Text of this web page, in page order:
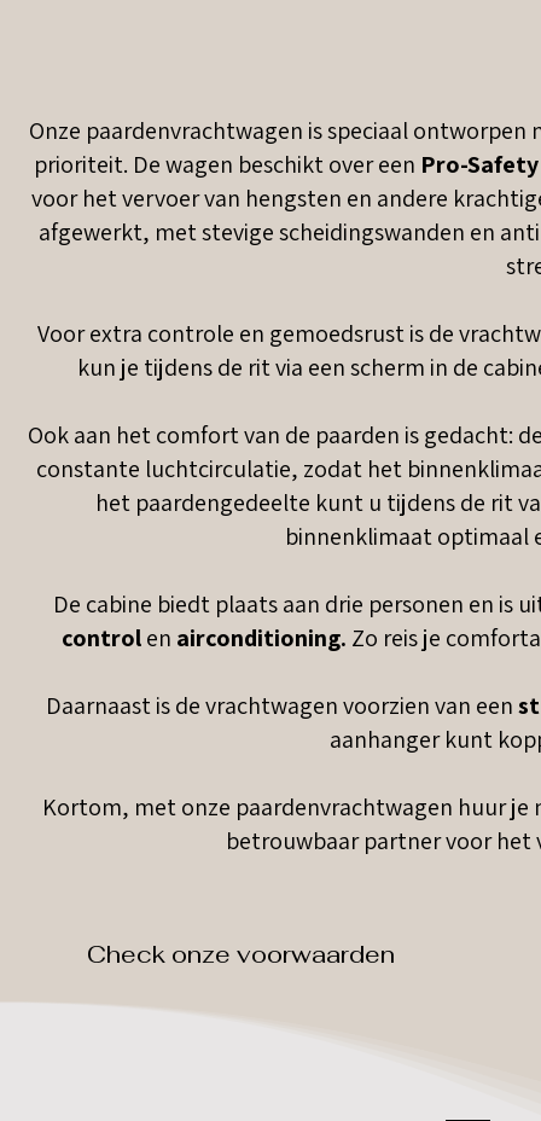
Onze paardenvrachtwagen is speciaal
prioriteit. De wagen beschikt over een Pro-
voor het vervoer van hengsten en andere
afgewerkt, met stevige scheidingswanden en
Voor extra controle en gemoedsrust is de
kun je tijdens de rit via een scherm in de
Ook aan het comfort van de paarden is gedacht:
constante luchtcirculatie, zodat het
het paardengedeelte kunt u tijdens de rit
binnenklimaat optimaal
De cabine biedt plaats aan drie personen en is
controlen airconditioning. Zo reis je
Daarnaast is de vrachtwagen voorzien van een
aanhanger kunt
Kortom, met onze paardenvrachtwagen huur
betrouwbaar partner voor het
Check onze voorwaarden